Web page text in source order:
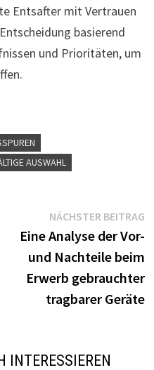
Entsafter mit Vertrauen
basierend
und Prioritäten, um
AUSWAHL
NÄCHSTER BEITRAG
Eine Analyse der Vor-
und Nachteile beim
Erwerb gebrauchter
tragbarer Geräte
INTERESSIEREN